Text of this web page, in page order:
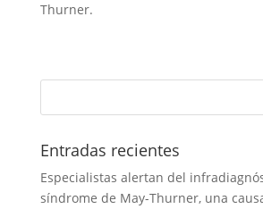
Thurner.
Entradas recientes
Especialistas alertan del
síndrome de May-Thurner, una